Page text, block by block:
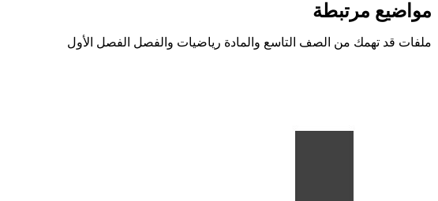
مواضيع مرتبطة
ملفات قد تهمك من الصف التاسع والمادة رياضيات والفصل الفصل الأول